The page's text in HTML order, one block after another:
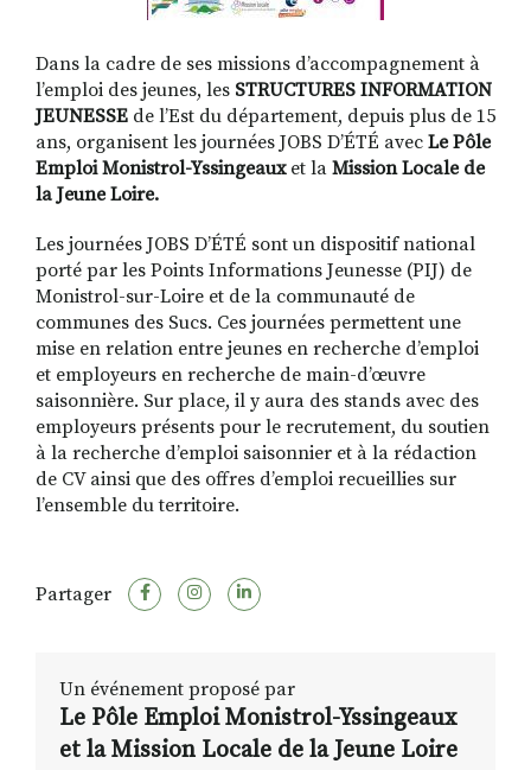
Dans la cadre de ses missions d’accompagnement à
l’emploi des jeunes, les STRUCTURES INFORMATION
JEUNESSE de l’Est du département, depuis plus de 15
ans, organisent les journées JOBS D’ÉTÉ avec Le Pôle
Emploi Monistrol-Yssingeauxet la Mission Locale de
la Jeune Loire.
Les journées JOBS D’ÉTÉ sont un dispositif national
porté par les Points Informations Jeunesse (PIJ) de
Monistrol-sur-Loire et de la communauté de
communes des Sucs. Ces journées permettent une
mise en relation entre jeunes en recherche d’emploi
et employeurs en recherche de main-d’œuvre
saisonnière. Sur place, il y aura des stands avec des
employeurs présents pour le recrutement, du soutien
à la recherche d’emploi saisonnier et à la rédaction
de CV ainsi que des offres d’emploi recueillies sur
l’ensemble du territoire.
Partager
Un événement proposé par
Le Pôle Emploi Monistrol-Yssingeaux
et la Mission Locale de la Jeune Loire